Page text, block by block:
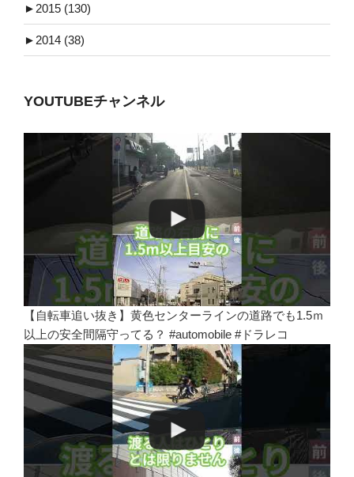
► 2015 (130)
► 2014 (38)
YOUTUBEチャンネル
【自転車追い抜き】黄色センターラインの道路でも1.5ｍ
以上の安全間隔守ってる？ #automobile #ドラレコ